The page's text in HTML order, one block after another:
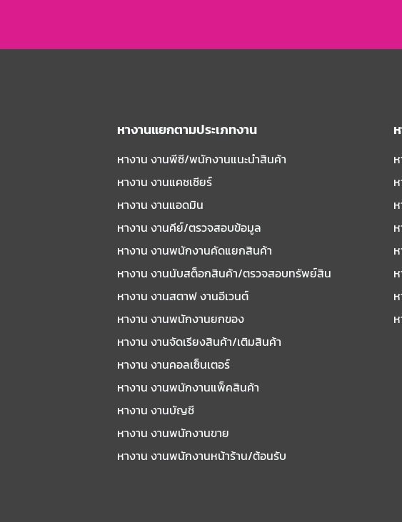
หางานแยกตามประเภทงาน
หางาน งานพีซี/พนักงานแนะนําสินค้า
หางาน งานแคชเชียร์
หางาน งานแอดมิน
หางาน งานคีย์/ตรวจสอบข้อมูล
หางาน งานพนักงานคัดแยกสินค้า
หางาน งานนับสต็อกสินค้า/ตรวจสอบทรัพย์สิน
หางาน งานสตาฟ งานอีเวนต์
หางาน งานพนักงานยกของ
หางาน งานจัดเรียงสินค้า/เติมสินค้า
หางาน งานคอลเซ็นเตอร์
หางาน งานพนักงานแพ็คสินค้า
หางาน งานบัญชี
หางาน งานพนักงานขาย
หางาน งานพนักงานหน้าร้าน/ต้อนรับ